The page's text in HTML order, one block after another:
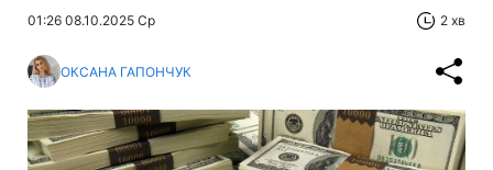
01:26 08.10.2025 Ср 2 хв
ОКСАНА ГАПОНЧУК